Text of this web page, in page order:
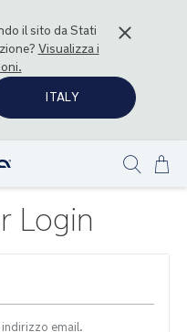
il sito daStati
Visualizza i
ITALY
Login
email.